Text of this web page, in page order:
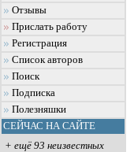
Отзывы
Прислать работу
Регистрация
Список авторов
Поиск
Подписка
Полезняшки
СЕЙЧАС НА САЙТЕ
+ ещё 93 неизвестных